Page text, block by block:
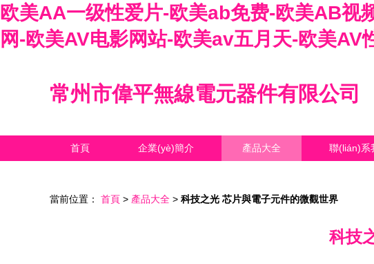
欧美AA一级性爱片-欧美ab免费-欧美AB
网-欧美AV电影网站-欧美av五月天-欧美AV
常州市偉平無線電元器件有限公司
首頁 企業(yè)簡介 產品大全 聯(lián)系
當前位置： 首頁 > 產品大全 > 科技之光 芯片與電子元件的微觀世界
科技